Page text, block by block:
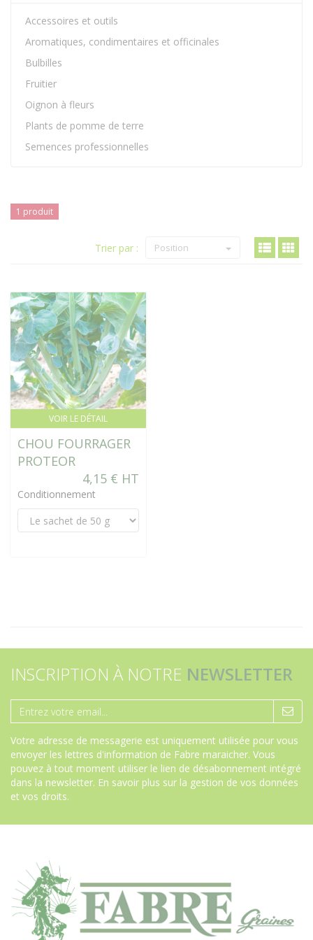
Accessoires et outils
Aromatiques, condimentaires et officinales
Bulbilles
Fruitier
Oignon à fleurs
Plants de pomme de terre
Semences professionnelles
1 produit
Trier par : Position
VOIR LE DÉTAIL
CHOU FOURRAGER
PROTEOR
4,15 € HT
Conditionnement
INSCRIPTION À NOTRE NEWSLETTER
Votre adresse de messagerie est uniquement utilisée pour vous
envoyer les lettres d'information de Fabre maraicher. Vous
pouvez à tout moment utiliser le lien de désabonnement intégré
dans la newsletter. En savoir plus sur la gestion de vos données
et vos droits.